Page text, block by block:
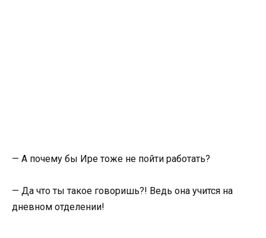
— А почему бы Ире тоже не пойти работать?
— Да что ты такое говоришь?! Ведь она учится на
дневном отделении!